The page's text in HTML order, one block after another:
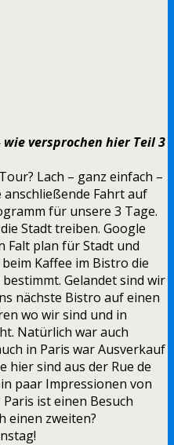
versprochen hier Teil 3
Lach – ganz einfach –
Fahrt auf
für unsere 3 Tage.
Stadt treiben. Google
Falt plan für Stadt und
Kaffee im Bistro die
Gelandet sind wir
nächste Bistro auf einen
wo wir sind und in
Natürlich war auch
in Paris war Ausverkauf
hier sind aus der Rue de
paar Impressionen von
ist einen Besuch
einen zweiten?